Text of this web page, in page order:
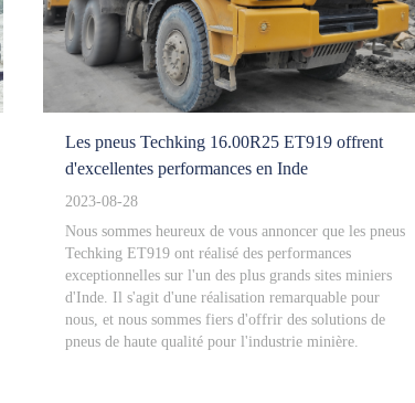
Les pneus Techking 16.00R25 ET919 offrent
d'excellentes performances en Inde
2023-08-28
Nous sommes heureux de vous annoncer que les pneus
Techking ET919 ont réalisé des performances
exceptionnelles sur l'un des plus grands sites miniers
d'Inde. Il s'agit d'une réalisation remarquable pour
nous, et nous sommes fiers d'offrir des solutions de
pneus de haute qualité pour l'industrie minière.